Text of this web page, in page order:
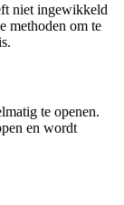
niet ingewikkeld
methoden om te
te openen.
en wordt